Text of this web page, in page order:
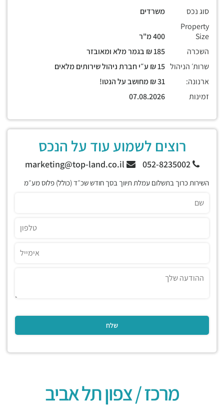
סוג נכס
משרדים
Property
Size
השכרה
שרות׳ הניהול
ארנונה:
זמינות
רוצים לשמוע עוד על הנכס
052-8235002
השירות כרוך בתשלום עמלת תיווך בסך חודש שכ״ד (כולל) פלוס מע״מ
מרכז / צפון תל אביב